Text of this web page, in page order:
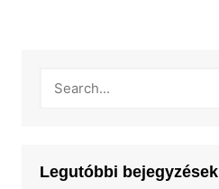
Legutóbbi bejegyzések